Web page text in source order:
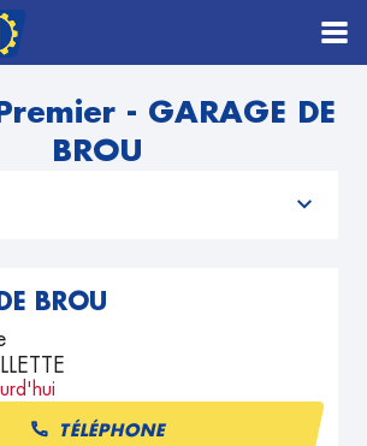
- GARAGE DE
BROU
BROU
TÉLÉPHONE